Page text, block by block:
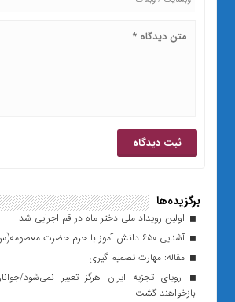
برگزیده‌ها
اولین رویداد ملی دختر ماه در قم اجرایی شد
آشنایی ۶۵۰ دانش آموز با حرم حضرت معصومه(س)
مقاله: مهارت تصمیم گیری
رویای تجزیه ایران هرگز تعبیر نمی‌شود/
بازخواهند گشت